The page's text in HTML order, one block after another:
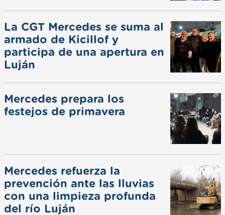
La CGT Mercedes se suma al
armado de Kicillof y
participa de una apertura en
Luján
Mercedes prepara los
festejos de primavera
Mercedes refuerza la
prevención ante las lluvias
con una limpieza profunda
del río Luján